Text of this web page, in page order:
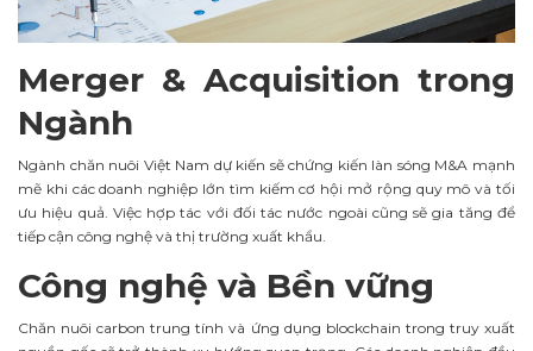
Merger & Acquisition trong
Ngành
Ngành chăn nuôi Việt Nam dự kiến sẽ chứng kiến làn sóng M&A mạnh
mẽ khi các doanh nghiệp lớn tìm kiếm cơ hội mở rộng quy mô và tối
ưu hiệu quả. Việc hợp tác với đối tác nước ngoài cũng sẽ gia tăng để
tiếp cận công nghệ và thị trường xuất khẩu.
Công nghệ và Bền vững
Chăn nuôi carbon trung tính và ứng dụng blockchain trong truy xuất